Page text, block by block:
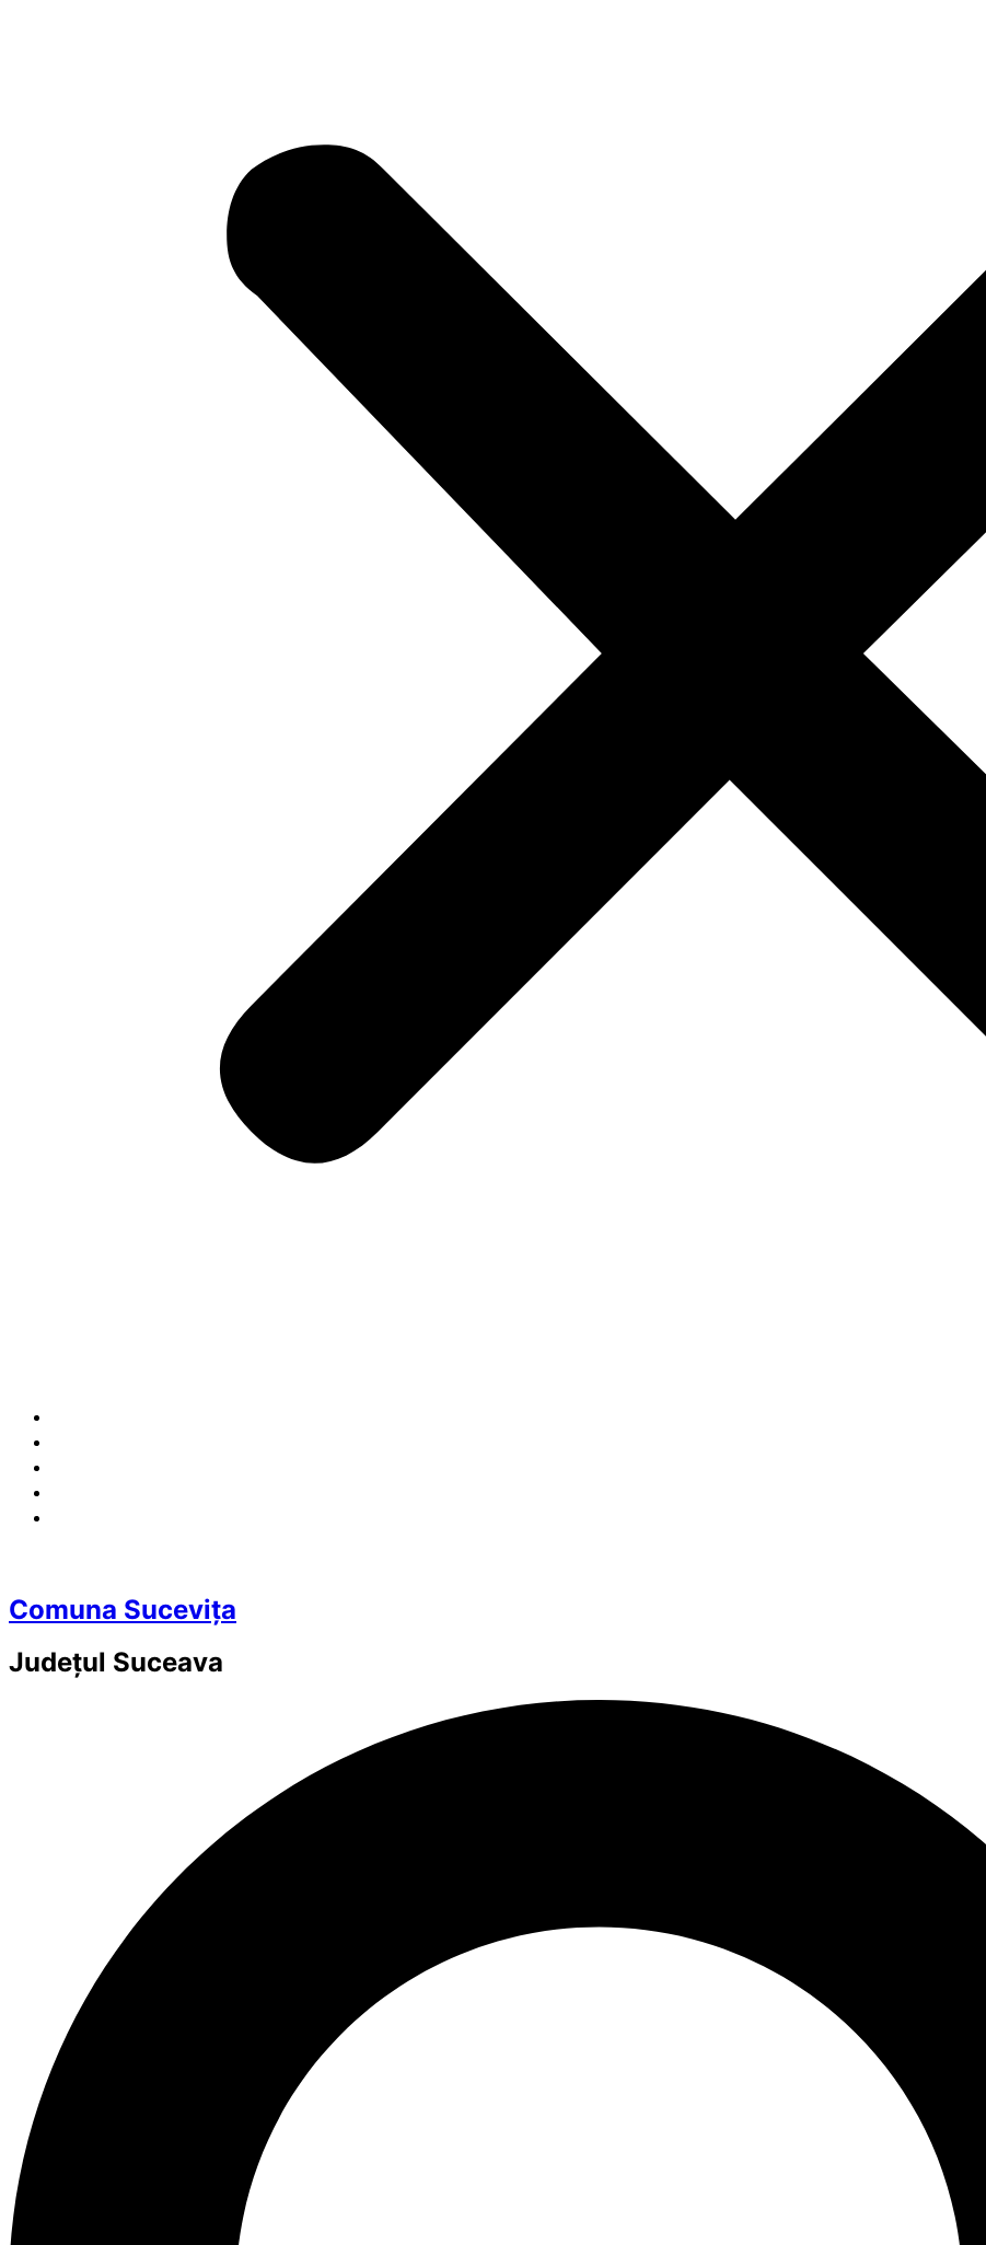
Comuna Sucevița
Județul Suceava